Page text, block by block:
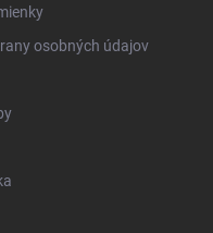
osobných údajov